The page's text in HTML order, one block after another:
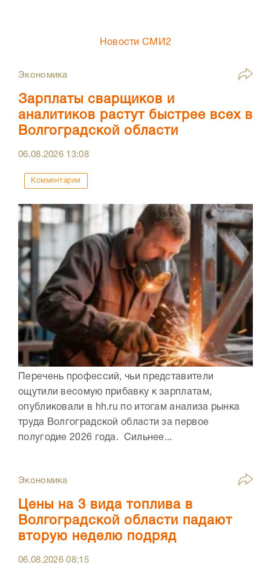
Новости СМИ2
Экономика
Зарплаты сварщиков и
аналитиков растут быстрее всех в
Волгоградской области
06.08.2026 13:08
Комментарии
Перечень профессий, чьи представители
ощутили весомую прибавку к зарплатам,
опубликовали в hh.ru по итогам анализа рынка
труда Волгоградской области за первое
полугодие 2026 года. Сильнее...
Экономика
Цены на 3 вида топлива в
Волгоградской области падают
вторую неделю подряд
06.08.202608:15